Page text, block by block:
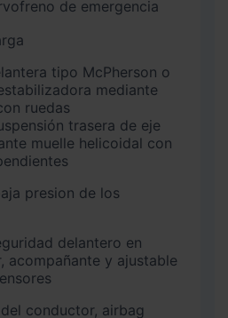
de emergencia
mediante
ruedas
trasera de eje
muelle helicoidal con
acompañante y ajustable